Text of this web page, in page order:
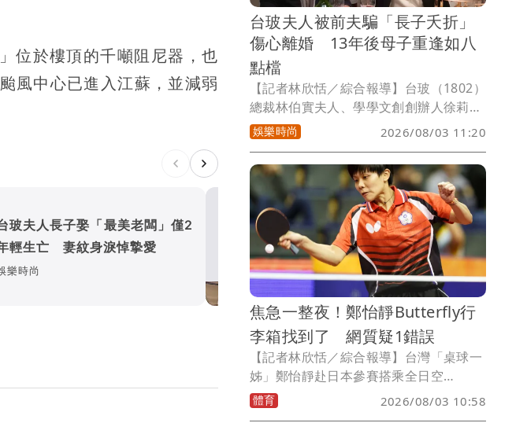
位於樓頂的千噸阻尼器，也
風中心已進入江蘇，並減弱
玻夫人長子娶「最美老闆」僅2
輕生亡 妻紋身淚悼摯愛
樂時尚
今搭北捷別滑手機！女主播
到「錢母車廂」抬頭有小紅包
生活
台玻夫人被前夫騙「長子夭折」
傷心離婚 13年後母子重逢如八
點檔
【記者林欣恬／綜合報導】台玻（1802）
總裁林伯實夫人、學學文創創辦人徐莉
玲，近日傳出長子徐子翔今年初不幸離
世，令人唏噓。而鮮為人知的是，徐莉玲
與徐子翔的母子情，歷經一段宛如八點檔
般的曲折人生，因前夫留子不維持婚姻，
騙她「兒子夭折」，讓她傷心離婚返台，
未料這對母子竟在13年後意外重逢相認。
娛樂時尚 2026/08/03 11:20
焦急一整夜！鄭怡靜Butterfly行
李箱找到了 網質疑1錯誤
【記者林欣恬／綜合報導】台灣「桌球一
姊」鄭怡靜赴日本參賽搭乘全日空
（ANA）NH852航班，從台北松山機場飛
往東京羽田機場，抵達後卻發現行李箱疑
體育 2026/08/03 10:58